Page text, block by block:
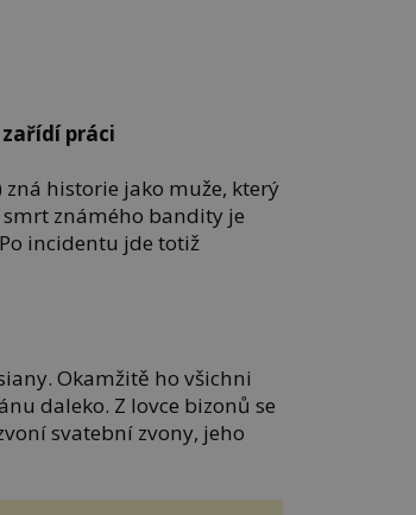
práci
historie jako muže, který
smrt známého bandity je
incidentu jde totiž
Okamžitě ho všichni
daleko. Z lovce bizonů se
svatební zvony, jeho